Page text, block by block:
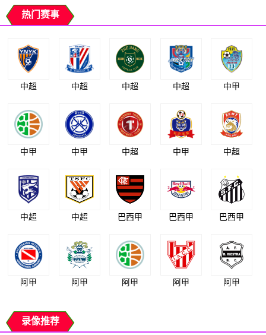
热门赛事
中超 中超 中超 中超 中甲
中甲 中甲 中超 中甲 中超
中超 中超 巴西甲 巴西甲 巴西甲
阿甲 阿甲 阿甲 阿甲 阿甲
录像推荐